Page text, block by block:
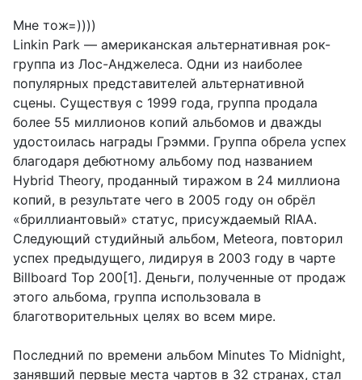
Мне тож=))))
Linkin Park — американская альтернативная рок-
группа из Лос-Анджелеса. Одни из наиболее
популярных представителей альтернативной
сцены. Существуя с 1999 года, группа продала
более 55 миллионов копий альбомов и дважды
удостоилась награды Грэмми. Группа обрела успех
благодаря дебютному альбому под названием
Hybrid Theory, проданный тиражом в 24 миллиона
копий, в результате чего в 2005 году он обрёл
«бриллиантовый» статус, присуждаемый RIAA.
Следующий студийный альбом, Meteora, повторил
успех предыдущего, лидируя в 2003 году в чарте
Billboard Top 200[1]. Деньги, полученные от продаж
этого альбома, группа использовала в
благотворительных целях во всем мире.
Последний по времени альбом Minutes To Midnight,
занявший первые места чартов в 32 странах, стал